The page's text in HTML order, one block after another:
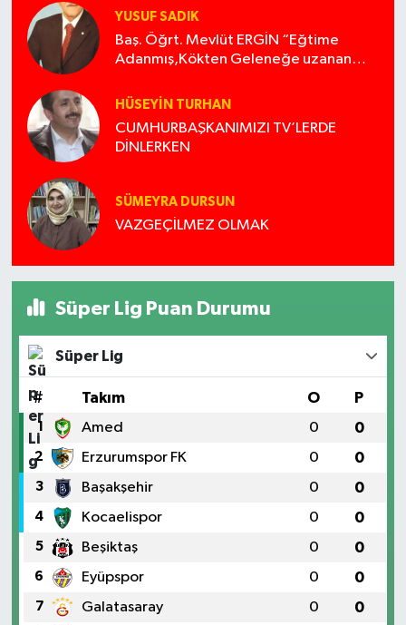
YUSUF SADIK
Baş. Öğrt. Mevlüt ERGİN “Eğtime
Adanmış,Kökten Geleneğe uzanan
HÜSEYIN TURHAN
CUMHURBAŞKANIMIZI TV’LERDE
DİNLERKEN
SÜMEYRA DURSUN
VAZGEÇİLMEZ OLMAK
Süper Lig Puan Durumu
Süper Lig
# Takım O P
1 Amed 0 0
2 Erzurumspor FK 0 0
3 Başakşehir 0 0
4 Kocaelispor 0 0
5 Beşiktaş 0 0
6 Eyüpspor 0 0
7 Galatasaray 0 0